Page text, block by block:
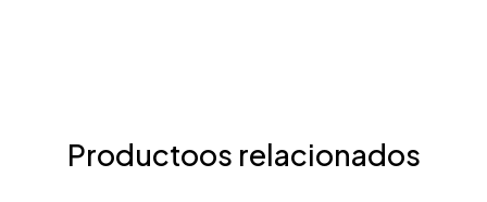
Productoos relacionados